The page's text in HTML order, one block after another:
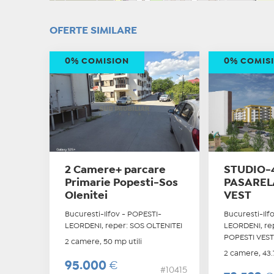
OFERTE SIMILARE
2 Camere+ parcare
Primarie Popesti-Sos
Olenitei
Bucuresti-Ilfov - POPESTI-
LEORDENI, reper: SOS OLTENITEI
2 camere, 50 mp utili
95.000 € #10415
0% COMISION
STUDIO-
VEST
Bucuresti-
LEORDENI,
POPESTI VEST
2 camere,
0%